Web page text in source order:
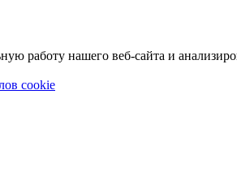
работу нашего веб-сайта и
cookie